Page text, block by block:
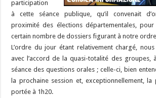
participation
à cette séance publique, qu’il convenait
proximité des élections départementales,
certain nombre de dossiers figurant à notre
L’ordre du jour étant relativement chargé,
avec l’accord de la quasi-totalité des groupes,
séance des questions orales ; celle-ci, bien
la prochaine session et, exceptionnellement, la
portée à 1h20.